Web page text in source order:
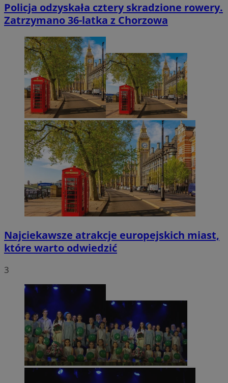
Policja odzyskała cztery skradzione rowery.
Zatrzymano 36-latka z Chorzowa
Najciekawsze atrakcje europejskich miast,
które warto odwiedzić
3